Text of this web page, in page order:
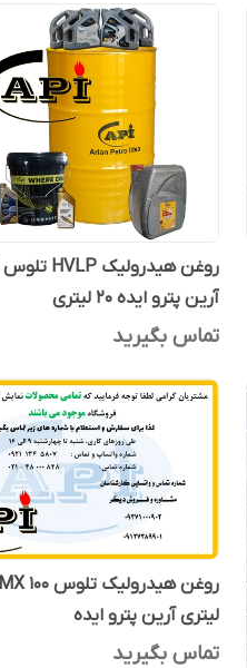
آرین پترو ایده 20 لیتری
تماس بگیرید
لیتری آرین پترو ایده
تماس بگیرید